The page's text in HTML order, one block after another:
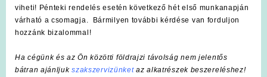
viheti! Pénteki rendelés esetén következő hét első munkanapján
várható a csomagja. Bármilyen további kérdése van forduljon
hozzánk bizalommal!
Ha cégünk és az Ön közötti földrajzi távolság nem jelentős
bátran ajánljukszakszervizünket az alkatrészek beszereléshez!